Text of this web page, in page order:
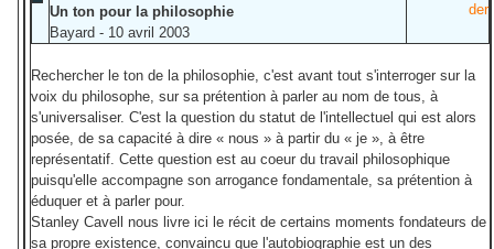
Un ton pour la philosophie
Bayard - 10 avril 2003
Rechercher le ton de la philosophie, c'est avant tout s'interroger sur la
voix du philosophe, sur sa prétention à parler au nom de tous, à
s'universaliser. C'est la question du statut de l'intellectuel qui est alors
posée, de sa capacité à dire « nous » à partir du « je », à être
représentatif. Cette question est au coeur du travail philosophique
puisqu'elle accompagne son arrogance fondamentale, sa prétention à
éduquer et à parler pour.
Stanley Cavell nous livre ici le récit de certains moments fondateurs de
sa propre existence, convaincu que l'autobiographie est un des